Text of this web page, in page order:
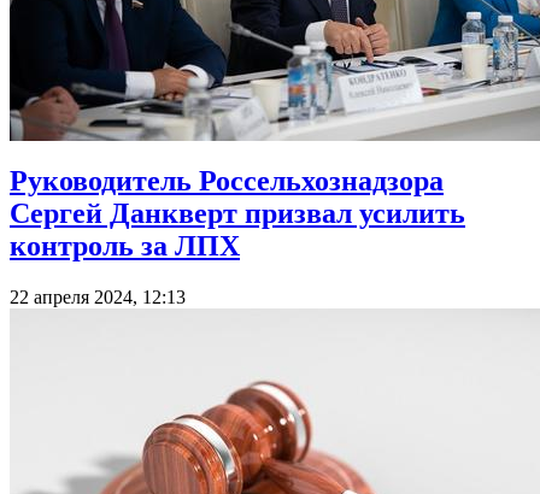
Руководитель Россельхознадзора
Сергей Данкверт призвал усилить
контроль за ЛПХ
22 апреля 2024, 12:13